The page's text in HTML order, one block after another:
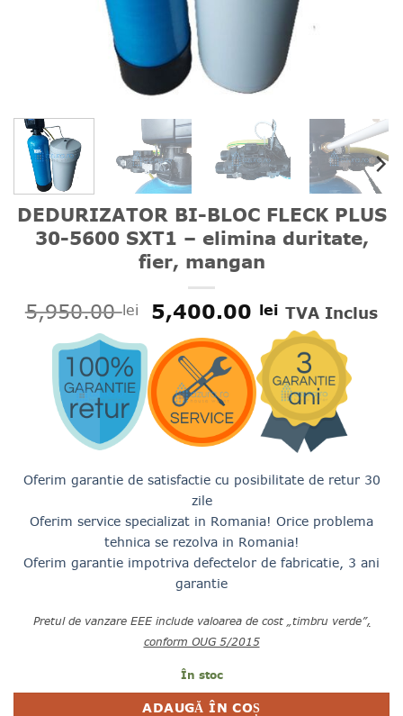
DEDURIZATOR BI-BLOC FLECK PLUS
30-5600 SXT1 – elimina duritate,
fier, mangan
5,950.00lei Prețul
inițial
a
fost:
5,950.00 lei.
5,400.00 leiPrețul
curent
este:
5,400.00
TVA Inclus
Oferim garantie de satisfactie cu posibilitate de retur 30
zile
Oferim service specializat in Romania! Orice problema
tehnica se rezolva in Romania!
Oferim garantie impotriva defectelor de fabricatie, 3 ani
garantie
Pretul de vanzare EEE include valoarea de cost „timbru verde”,
conform OUG 5/2015
În stoc
ADAUGĂ ÎN COȘ